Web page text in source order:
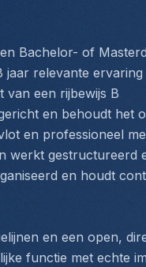
Bachelor- of
jaar relevante
van een rijbewijs B
en behoudt het
en professioneel
werkt gestructureerd
en houdt
en een open,
functie met echte